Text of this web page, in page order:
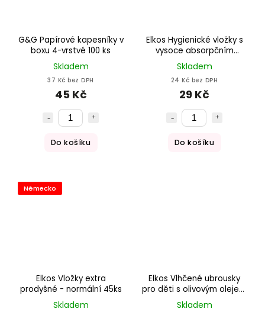
G&G Papírové kapesníky v
boxu 4-vrstvé 100 ks
Skladem
37 Kč bez DPH
45 Kč
Do košíku
Elkos Hygienické vložky s
vysoce absorpčním
jádrem 15 ks
Skladem
24 Kč bez DPH
29 Kč
Do košíku
Německo
Elkos Vložky extra
prodyšné - normální 45ks
Skladem
Elkos Vlhčené ubrousky
pro děti s olivovým olejem
a aloe vera 2 x 80ks 160 ks
Skladem